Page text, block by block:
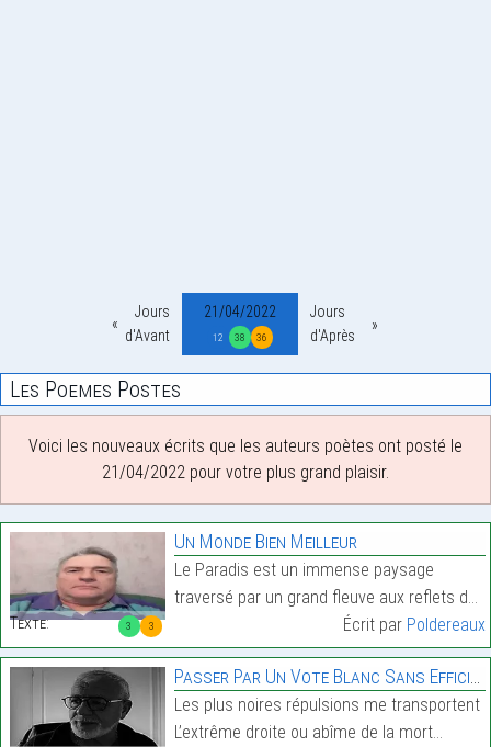
Jours
d'Avant
21/04/2022
12 38 36
Jours
d'Après
Les Poemes Postes
Voici les nouveaux écrits que les auteurs poètes ont posté le
21/04/2022 pour votre plus grand plaisir.
3 3
Texte:
Un Monde Bien Meilleur
Le Paradis est un immense paysage
traversé par un grand fleuve aux reflets dorés.…
Écrit par Poldereaux
Passer Par Un Vote Blanc Sans Efficience.
Les plus noires répulsions me transportent
L’extrême droite ou abîme de la mort…